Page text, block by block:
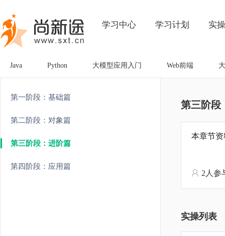
学习中心 学习计划 实操
Java Python 大模型应用入门 Web前端
第一阶段：基础篇
第二阶段：对象篇
第三阶段：进阶篇
第四阶段：应用篇
第三阶段
本章节
2人参
实操列表